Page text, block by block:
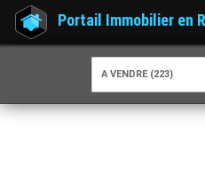
Portail Immobilier en
A VENDRE (223)